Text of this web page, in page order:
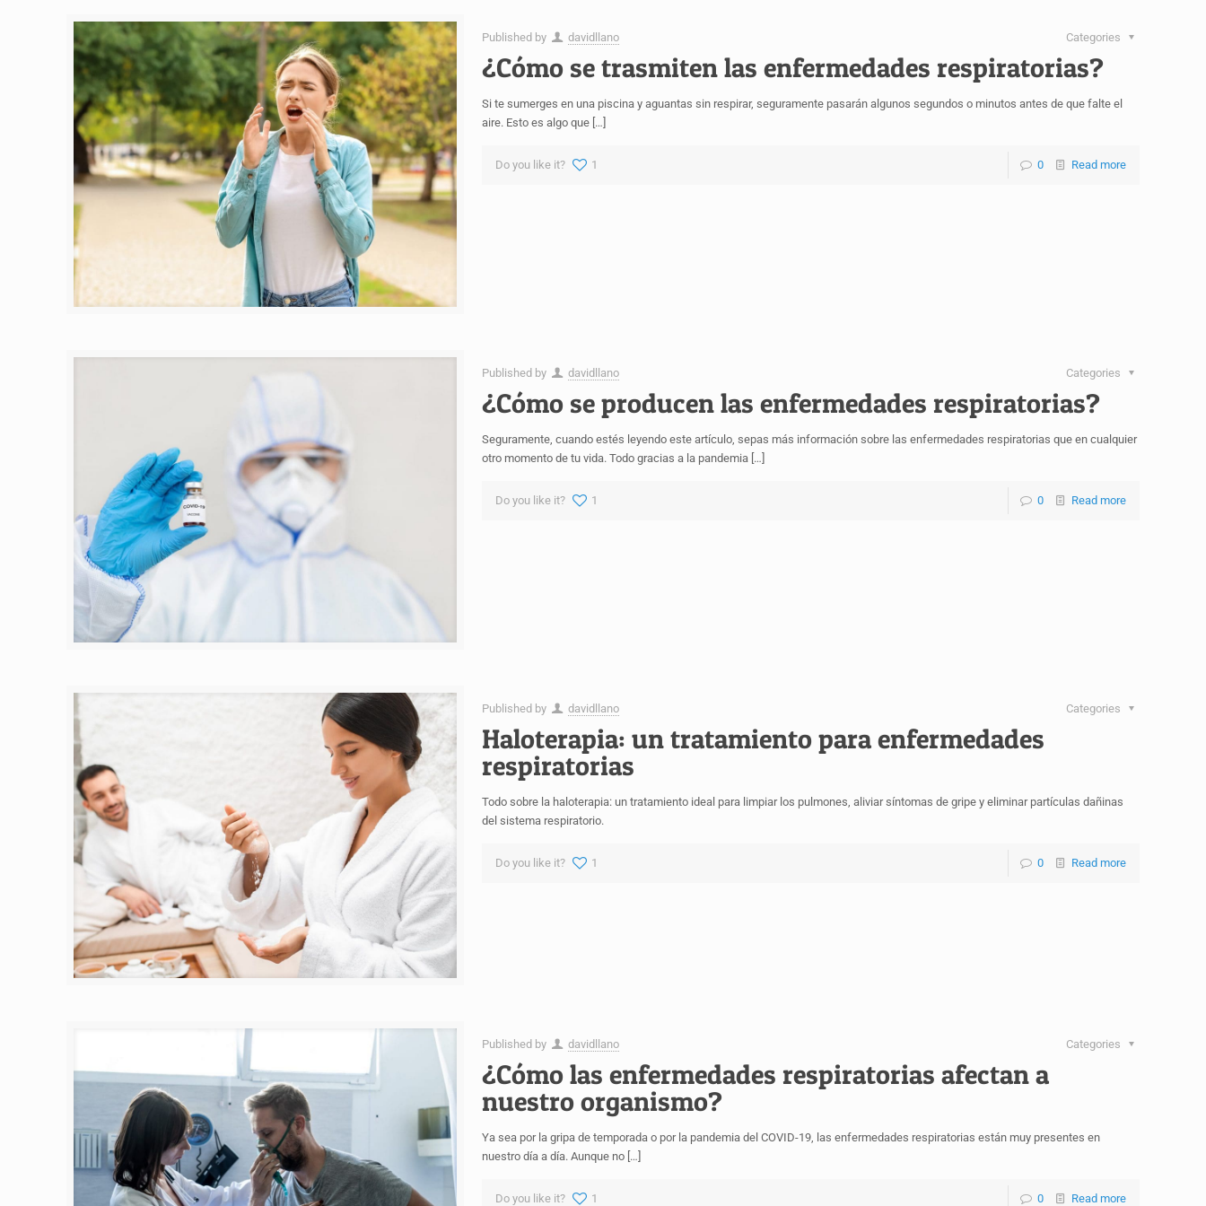
Published by davidllano Categories
¿Cómo se trasmiten las enfermedades respiratorias?
Si te sumerges en una piscina y aguantas sin respirar, seguramente pasarán algunos segundos o minutos antes de que falte el
aire. Esto es algo que[…]
Do you like it? 1 0 Read more
Published by davidllano Categories
¿Cómo se producen las enfermedades respiratorias?
Seguramente, cuando estés leyendo este artículo, sepas más información sobre las enfermedades respiratorias que en cualquier
otro momento de tu vida. Todo gracias a la pandemia[…]
Do you like it? 1 0 Read more
Published by davidllano Categories
Haloterapia: un tratamiento para enfermedades
respiratorias
Todo sobre la haloterapia: un tratamiento ideal para limpiar los pulmones, aliviar síntomas de gripe y eliminar partículas dañinas
del sistema respiratorio.
Do you like it? 1 0 Read more
Published by davidllano Categories
¿Cómo las enfermedades respiratorias afectan a
nuestro organismo?
Ya sea por la gripa de temporada o por la pandemia del COVID-19, las enfermedades respiratorias están muy presentes en
nuestro día a día. Aunque no[…]
Do you like it? 1 0 Read more